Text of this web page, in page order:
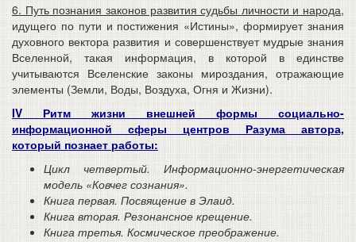
6. Путь познания законов развития судьбы личности и народа,
идущего по пути и постижения «Истины», формирует знания
духовного вектора развития и совершенствует мудрые знания
Вселенной, такая информация, в которой в единстве
учитываются Вселенские законы мироздания, отражающие
элементы (Земли, Воды, Воздуха, Огня и Жизни).
IV Ритм жизни внешней формы социально-
информационной сферы центров Разума автора,
который познает работы:
Цикл четвертый. Информационно-энергетическая
модель «Ковчег сознания».
Книга первая. Посвящение в Элаид.
Книга вторая. Резонансное крещение.
Книга третья. Космическое преображение.